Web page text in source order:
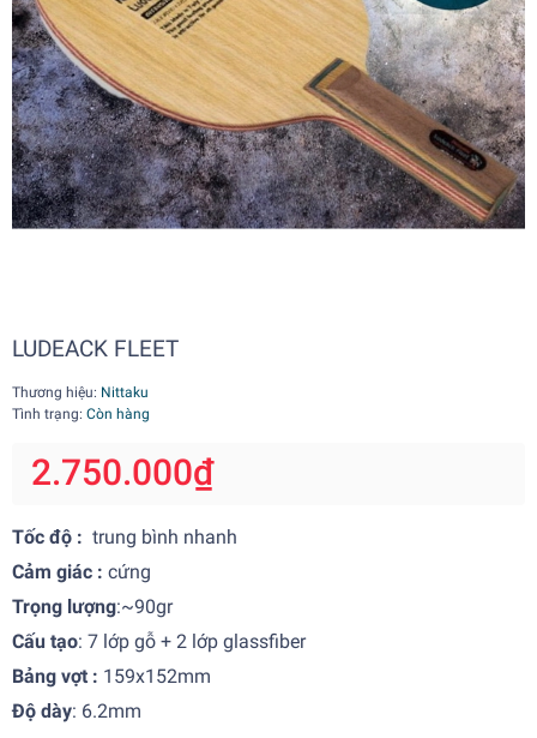
LUDEACK FLEET
Thương hiệu: Nittaku
Tình trạng: Còn hàng
2.750.000₫
Tốc độ : trung bình nhanh
Cảm giác : cứng
Trọng lượng:~90gr
Cấu tạo: 7 lớp gỗ + 2 lớp glassfiber
Bảng vợt : 159x152mm
Độ dày: 6.2mm